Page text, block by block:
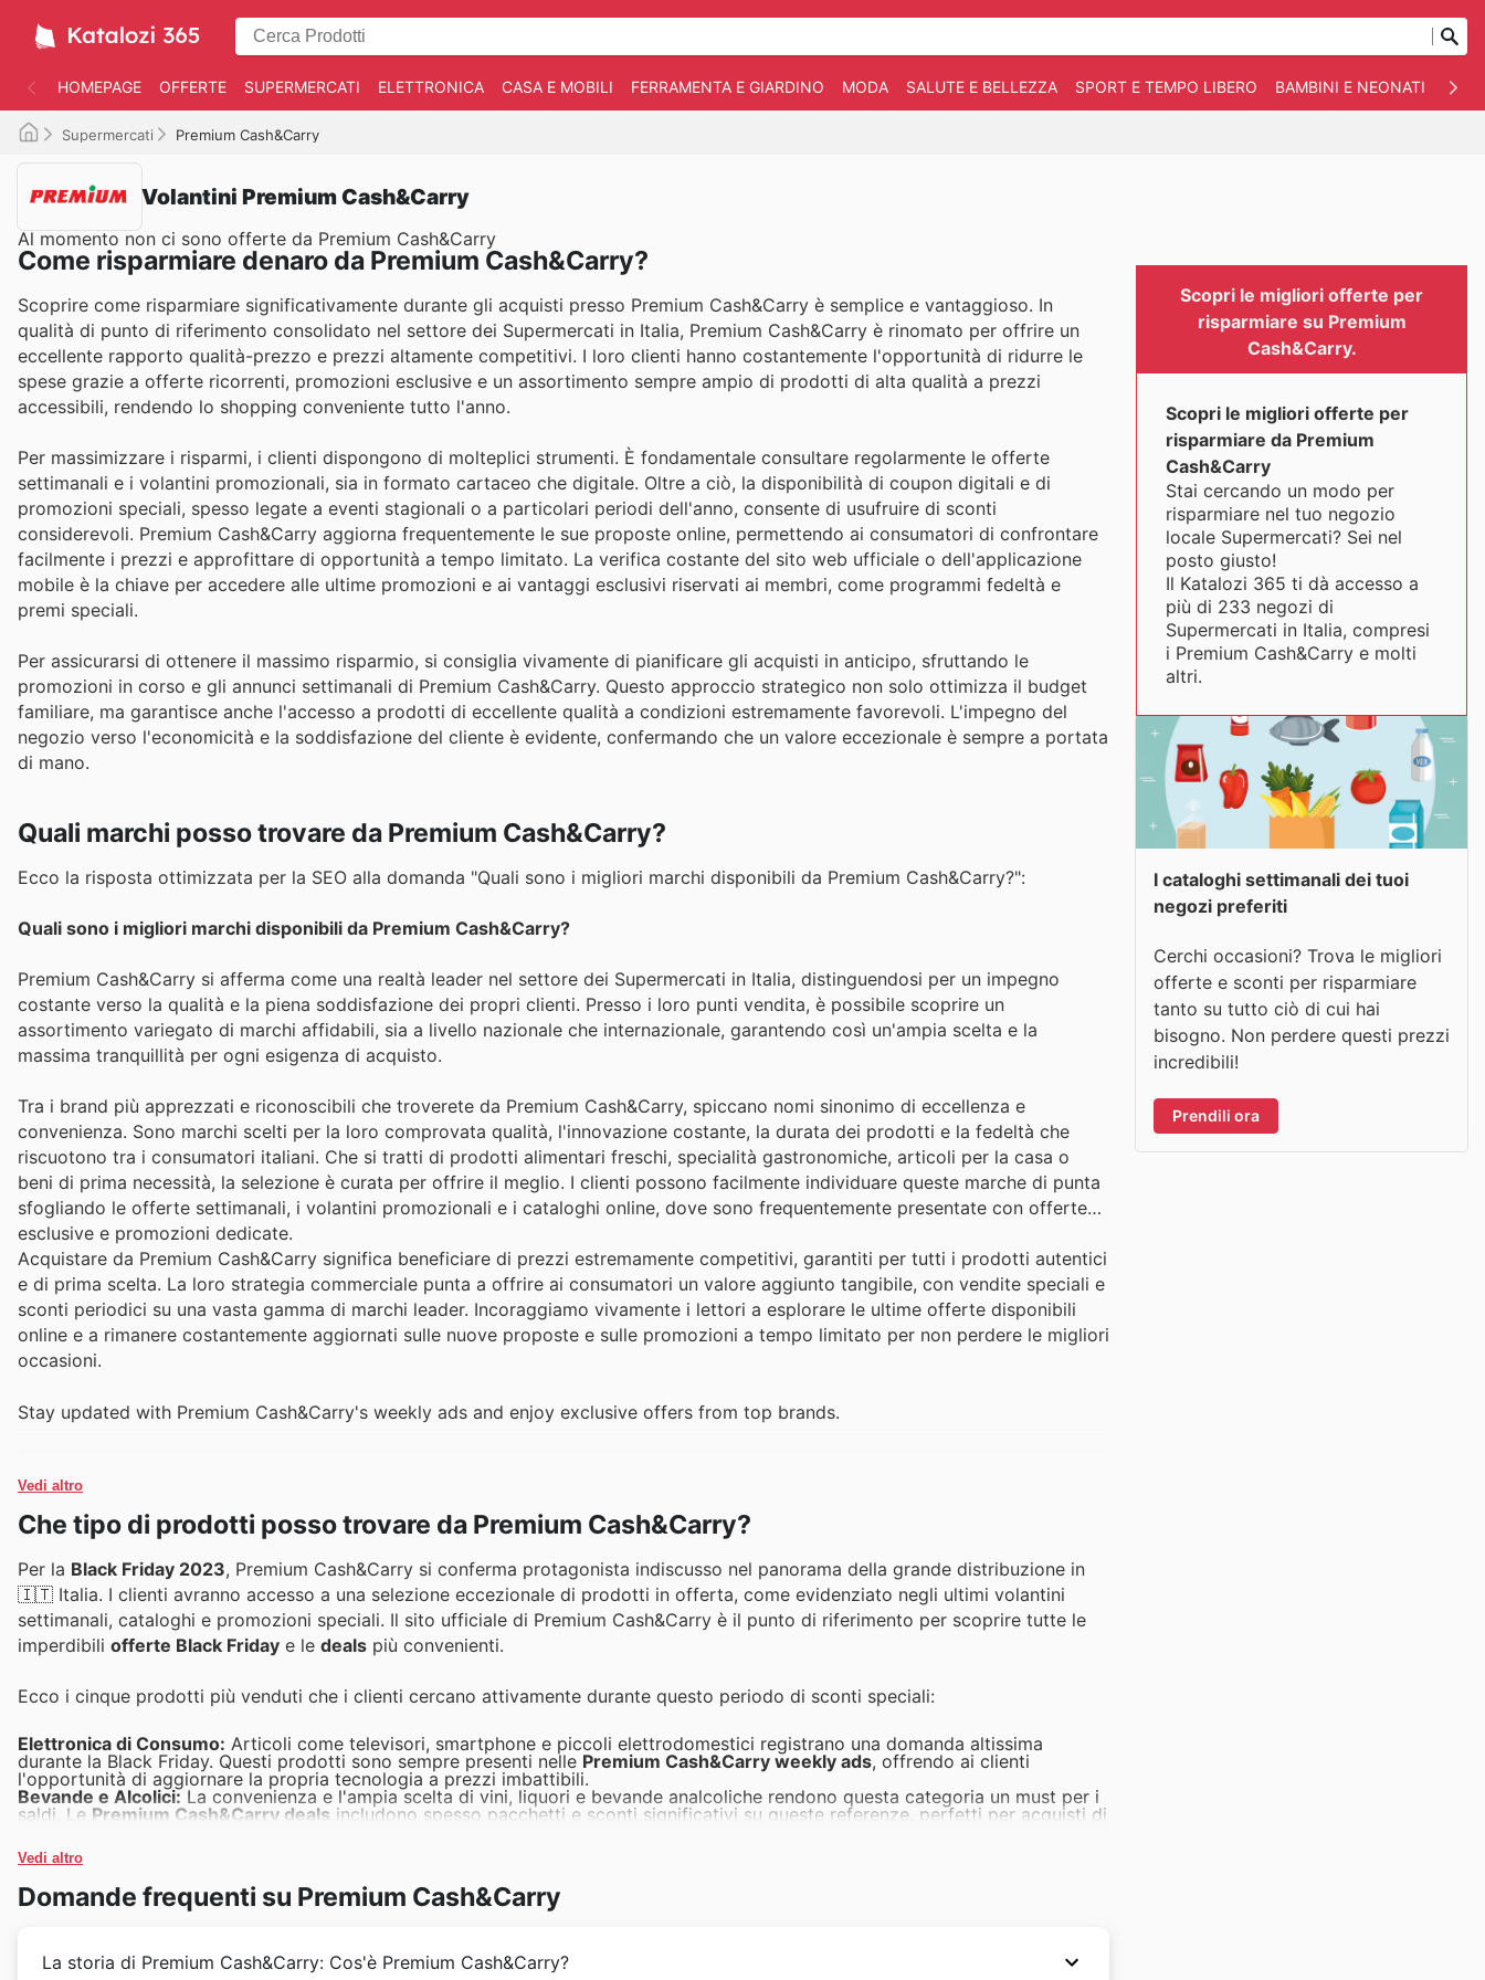
HOMEPAGE OFFERTE SUPERMERCATI ELETTRONICA CASA E MOBILI FERRAMENTA E GIARDINO MODA SALUTE E BELLEZZA SPORT E TEMPO LIBERO BAMBINI E NEONATI
Supermercati Premium Cash&Carry
Volantini Premium Cash&Carry
Al momento non ci sono offerte da Premium Cash&Carry
Come risparmiare denaro da Premium Cash&Carry?
Scoprire come risparmiare significativamente durante gli acquisti presso Premium Cash&Carry è semplice e vantaggioso. In
qualità di punto di riferimento consolidato nel settore dei Supermercati in Italia, Premium Cash&Carry è rinomato per offrire un
eccellente rapporto qualità-prezzo e prezzi altamente competitivi. I loro clienti hanno costantemente l'opportunità di ridurre le
spese grazie a offerte ricorrenti, promozioni esclusive e un assortimento sempre ampio di prodotti di alta qualità a prezzi
accessibili, rendendo lo shopping conveniente tutto l'anno.
Per massimizzare i risparmi, i clienti dispongono di molteplici strumenti. È fondamentale consultare regolarmente le offerte
settimanali e i volantini promozionali, sia in formato cartaceo che digitale. Oltre a ciò, la disponibilità di coupon digitali e di
promozioni speciali, spesso legate a eventi stagionali o a particolari periodi dell'anno, consente di usufruire di sconti
considerevoli. Premium Cash&Carry aggiorna frequentemente le sue proposte online, permettendo ai consumatori di confrontare
facilmente i prezzi e approfittare di opportunità a tempo limitato. La verifica costante del sito web ufficiale o dell'applicazione
mobile è la chiave per accedere alle ultime promozioni e ai vantaggi esclusivi riservati ai membri, come programmi fedeltà e
premi speciali.
Per assicurarsi di ottenere il massimo risparmio, si consiglia vivamente di pianificare gli acquisti in anticipo, sfruttando le
promozioni in corso e gli annunci settimanali di Premium Cash&Carry. Questo approccio strategico non solo ottimizza il budget
familiare, ma garantisce anche l'accesso a prodotti di eccellente qualità a condizioni estremamente favorevoli. L'impegno del
negozio verso l'economicità e la soddisfazione del cliente è evidente, confermando che un valore eccezionale è sempre a portata
di mano.
Quali marchi posso trovare da Premium Cash&Carry?
Ecco la risposta ottimizzata per la SEO alla domanda "Quali sono i migliori marchi disponibili da Premium Cash&Carry?":
Quali sono i migliori marchi disponibili da Premium Cash&Carry?
Premium Cash&Carry si afferma come una realtà leader nel settore dei Supermercati in Italia, distinguendosi per un impegno
costante verso la qualità e la piena soddisfazione dei propri clienti. Presso i loro punti vendita, è possibile scoprire un
assortimento variegato di marchi affidabili, sia a livello nazionale che internazionale, garantendo così un'ampia scelta e la
massima tranquillità per ogni esigenza di acquisto.
Tra i brand più apprezzati e riconoscibili che troverete da Premium Cash&Carry, spiccano nomi sinonimo di eccellenza e
convenienza. Sono marchi scelti per la loro comprovata qualità, l'innovazione costante, la durata dei prodotti e la fedeltà che
riscuotono tra i consumatori italiani. Che si tratti di prodotti alimentari freschi, specialità gastronomiche, articoli per la casa o
beni di prima necessità, la selezione è curata per offrire il meglio. I clienti possono facilmente individuare queste marche di punta
sfogliando le offerte settimanali, i volantini promozionali e i cataloghi online, dove sono frequentemente presentate con offerte
esclusive e promozioni dedicate.
Acquistare da Premium Cash&Carry significa beneficiare di prezzi estremamente competitivi, garantiti per tutti i prodotti autentici
e di prima scelta. La loro strategia commerciale punta a offrire ai consumatori un valore aggiunto tangibile, con vendite speciali e
sconti periodici su una vasta gamma di marchi leader. Incoraggiamo vivamente i lettori a esplorare le ultime offerte disponibili
online e a rimanere costantemente aggiornati sulle nuove proposte e sulle promozioni a tempo limitato per non perdere le migliori
occasioni.
Stay updated with Premium Cash&Carry's weekly ads and enjoy exclusive offers from top brands.
Vedi altro
Che tipo di prodotti posso trovare da Premium Cash&Carry?
Per la Black Friday 2023, Premium Cash&Carry si conferma protagonista indiscusso nel panorama della grande distribuzione in
🇮🇹 Italia. I clienti avranno accesso a una selezione eccezionale di prodotti in offerta, come evidenziato negli ultimi volantini
settimanali, cataloghi e promozioni speciali. Il sito ufficiale di Premium Cash&Carry è il punto di riferimento per scoprire tutte le
imperdibili offerte Black Friday e le deals più convenienti.
Ecco i cinque prodotti più venduti che i clienti cercano attivamente durante questo periodo di sconti speciali:
Elettronica di Consumo: Articoli come televisori, smartphone e piccoli elettrodomestici registrano una domanda altissima
durante la Black Friday. Questi prodotti sono sempre presenti nelle Premium Cash&Carry weekly ads, offrendo ai clienti
l'opportunità di aggiornare la propria tecnologia a prezzi imbattibili.
Bevande e Alcolici: La convenienza e l'ampia scelta di vini, liquori e bevande analcoliche rendono questa categoria un must per i
saldi. Le Premium Cash&Carry deals includono spesso pacchetti e sconti significativi su queste referenze, perfetti per acquisti di
Prodotti per la Cura della Persona:
sconti sostanziali che permettono un notevole risparmio. Consultando i
possono approfittare di offerte vantaggiose su marchi premium.
Generi Alimentari a Lunga Conservazione:Pasta, conserve, snack e altri prodotti non deperibili beneficiano di grandi promozioni
Articoli per la Casa e Biancheria:Dagli utensili da cucina alla biancheria da letto e bagno, questi prodotti vedono un'impennata di
interesse. LePremium Cash&Carry weekly adsdedicate alla Black Friday presentano spesso sconti imperdibili su articoli
Vedi altro
Domande frequenti su Premium Cash&Carry
La storia di Premium Cash&Carry: Cos'è Premium Cash&Carry?
Scopri le migliori offerte per
risparmiare su Premium
Cash&Carry.
Scopri le migliori offerte per
risparmiare da Premium
Cash&Carry
Stai cercando un modo per
risparmiare nel tuo negozio
locale Supermercati? Sei nel
posto giusto!
Il Katalozi 365 ti dà accesso a
più di 233 negozi di
Supermercati in Italia, compresi
i Premium Cash&Carry e molti
altri.
I cataloghi settimanali dei tuoi
negozi preferiti
Cerchi occasioni? Trova le migliori
offerte e sconti per risparmiare
tanto su tutto ciò di cui hai
bisogno. Non perdere questi prezzi
incredibili!
Prendili ora